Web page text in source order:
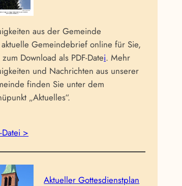
aus der Gemeinde
Gemeindebrief online für Sie,
Download als PDF-Datei. Mehr
und Nachrichten aus unserer
finden Sie unter dem
„Aktuelles“.
Datei >
Aktueller Gottesdienstplan